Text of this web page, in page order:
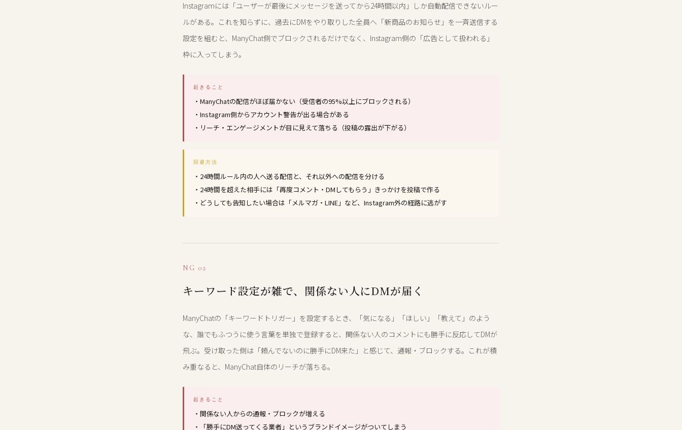
Instagramには「ユーザーが最後にメッセージを送ってから24時間以内」しか自動配信できないルー
ルがある。これを知らずに、過去にDMをやり取りした全員へ「新商品のお知らせ」を一斉送信する
設定を組むと、ManyChat側でブロックされるだけでなく、Instagram側の「広告として扱われる」
枠に入ってしまう。
起きること
・ManyChatの配信がほぼ届かない（受信者の95%以上にブロックされる）
・Instagram側からアカウント警告が出る場合がある
・リーチ・エンゲージメントが目に見えて落ちる（投稿の露出が下がる）
回避方法
・24時間ルール内の人へ送る配信と、それ以外への配信を分ける
・24時間を超えた相手には「再度コメント・DMしてもらう」きっかけを投稿で作る
・どうしても告知したい場合は「メルマガ・LINE」など、Instagram外の経路に逃がす
NG 02
キーワード設定が雑で、関係ない人にDMが届く
ManyChatの「キーワードトリガー」を設定するとき、「気になる」「ほしい」「教えて」のよう
な、誰でもふつうに使う言葉を単独で登録すると、関係ない人のコメントにも勝手に反応してDMが
飛ぶ。受け取った側は「頼んでないのに勝手にDM来た」と感じて、通報・ブロックする。これが積
み重なると、ManyChat自体のリーチが落ちる。
起きること
・関係ない人からの通報・ブロックが増える
・「勝手にDM送ってくる業者」というブランドイメージがついてしまう